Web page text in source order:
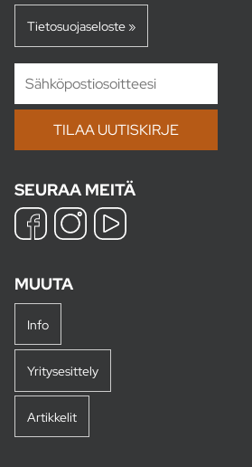
Tietosuojaseloste »
SEURAA MEITÄ
MUUTA
Info
Yritysesittely
Artikkelit